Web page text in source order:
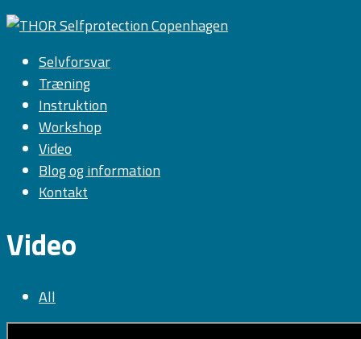
Selvforsvar
Træning
Instruktion
Workshop
Video
Blog og information
Kontakt
Video
All